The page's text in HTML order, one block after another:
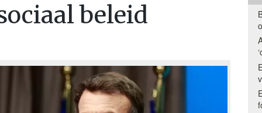
beleid